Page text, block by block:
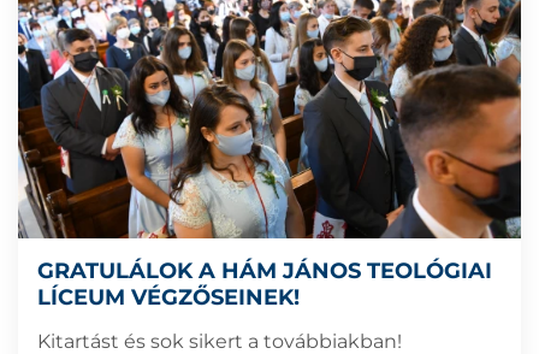
GRATULÁLOK A HÁM JÁNOS TEOLÓGIAI
LÍCEUM VÉGZŐSEINEK!
Kitartást és sok sikert a továbbiakban!